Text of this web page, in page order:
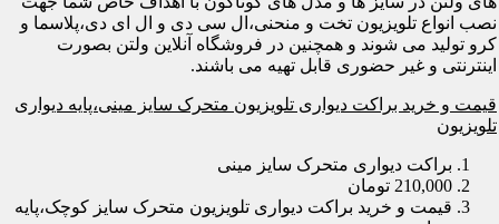
نصب انواع تلویزیون تخت و منحنی،ال سی دی و ال ای دی،پلاسما و
کرو تولید می شوند و همچنین در فروشگاه آنلاین ولتن بصورت
اینترنتی و غیر حضوری قابل تهیه می باشند.
قیمت و خرید براکت دیواری تلویزیون متحرک سایز مینی،پایه دیواری
تلویزیون
براکت دیواری متحرک سایز مینی
210,000 تومان
قیمت و خرید براکت دیواری تلویزیون متحرک سایز کوچک،پایه